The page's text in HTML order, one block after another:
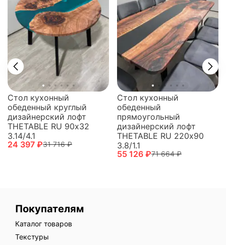
Стол кухонный
обеденный круглый
дизайнерский лофт
THETABLE RU 90х32
3.14/4.1
24 397 ₽31 716 ₽
Стол кухонный
обеденный
прямоугольный
дизайнерский лофт
THETABLE RU 220х90
3.8/1.1
55 126 ₽71 664 ₽
Покупателям
Каталог товаров
Текстуры